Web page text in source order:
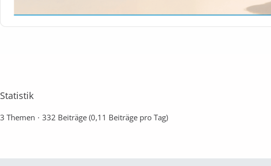
Statistik
3 Themen 332 Beiträge (0,11 Beiträge pro Tag)